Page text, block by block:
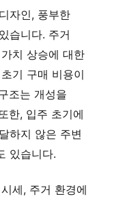
자인, 풍부한
습니다. 주거
치 상승에 대한
기 구매 비용이
조는 개성을
한, 입주 초기에
하지 않은 주변
있습니다.
세, 주거 환경에